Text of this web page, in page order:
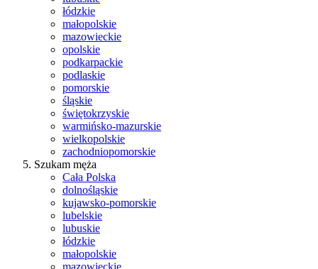
łódzkie
małopolskie
mazowieckie
opolskie
podkarpackie
podlaskie
pomorskie
śląskie
świętokrzyskie
warmińsko-mazurskie
wielkopolskie
zachodniopomorskie
Szukam męża
Cała Polska
dolnośląskie
kujawsko-pomorskie
lubelskie
lubuskie
łódzkie
małopolskie
mazowieckie